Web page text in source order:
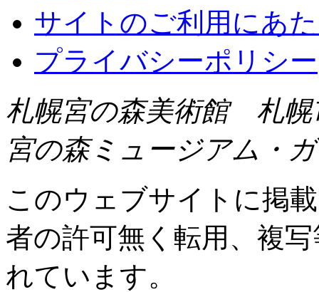
サイトのご利用にあ
プライバシーポリシー
札幌宮の森美術館 札
宮の森ミュージアム・
このウェブサイトに掲
者の許可無く転用、複
れています。